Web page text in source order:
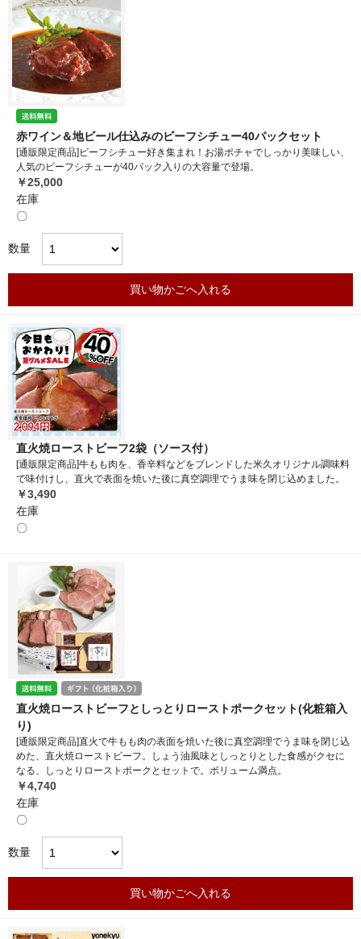
赤ワイン＆地ビール仕込みのビーフシチュー40パックセット
[通販限定商品]ビーフシチュー好き集まれ！お湯ポチャでしっかり美味しい、
人気のビーフシチューが40パック入りの大容量で登場。
￥25,000
在庫
〇
数量
買い物かごへ入れる
直火焼ローストビーフ2袋（ソース付）
[通販限定商品]牛もも肉を、香辛料などをブレンドした米久オリジナル調味料
で味付けし、直火で表面を焼いた後に真空調理でうま味を閉じ込めました。
￥3,490
在庫
〇
直火焼ローストビーフとしっとりローストポークセット(化粧箱入
り)
[通販限定商品]直火で牛もも肉の表面を焼いた後に真空調理でうま味を閉じ込
めた、直火焼ローストビーフ。しょう油風味としっとりとした食感がクセに
なる、しっとりローストポークとセットで。ボリューム満点。
￥4,740
在庫
〇
数量
買い物かごへ入れる